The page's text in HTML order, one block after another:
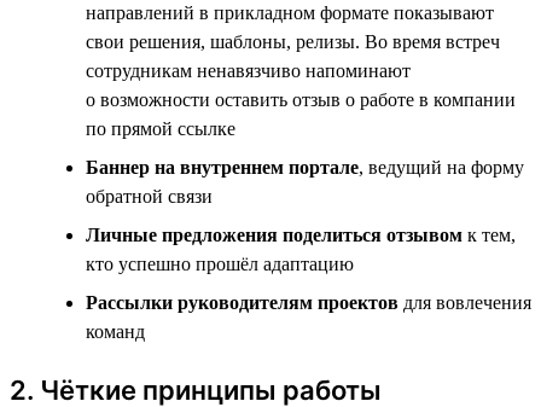
направлений в прикладном формате показывают
свои решения, шаблоны, релизы. Во время встреч
сотрудникам ненавязчиво напоминают
о возможности оставить отзыв о работе в компании
по прямой ссылке
Баннер на внутреннем портале, ведущий на форму
обратной связи
Личные предложения поделиться отзывом к тем,
кто успешно прошёл адаптацию
Рассылки руководителям проектов для вовлечения
команд
2. Чёткие принципы работы